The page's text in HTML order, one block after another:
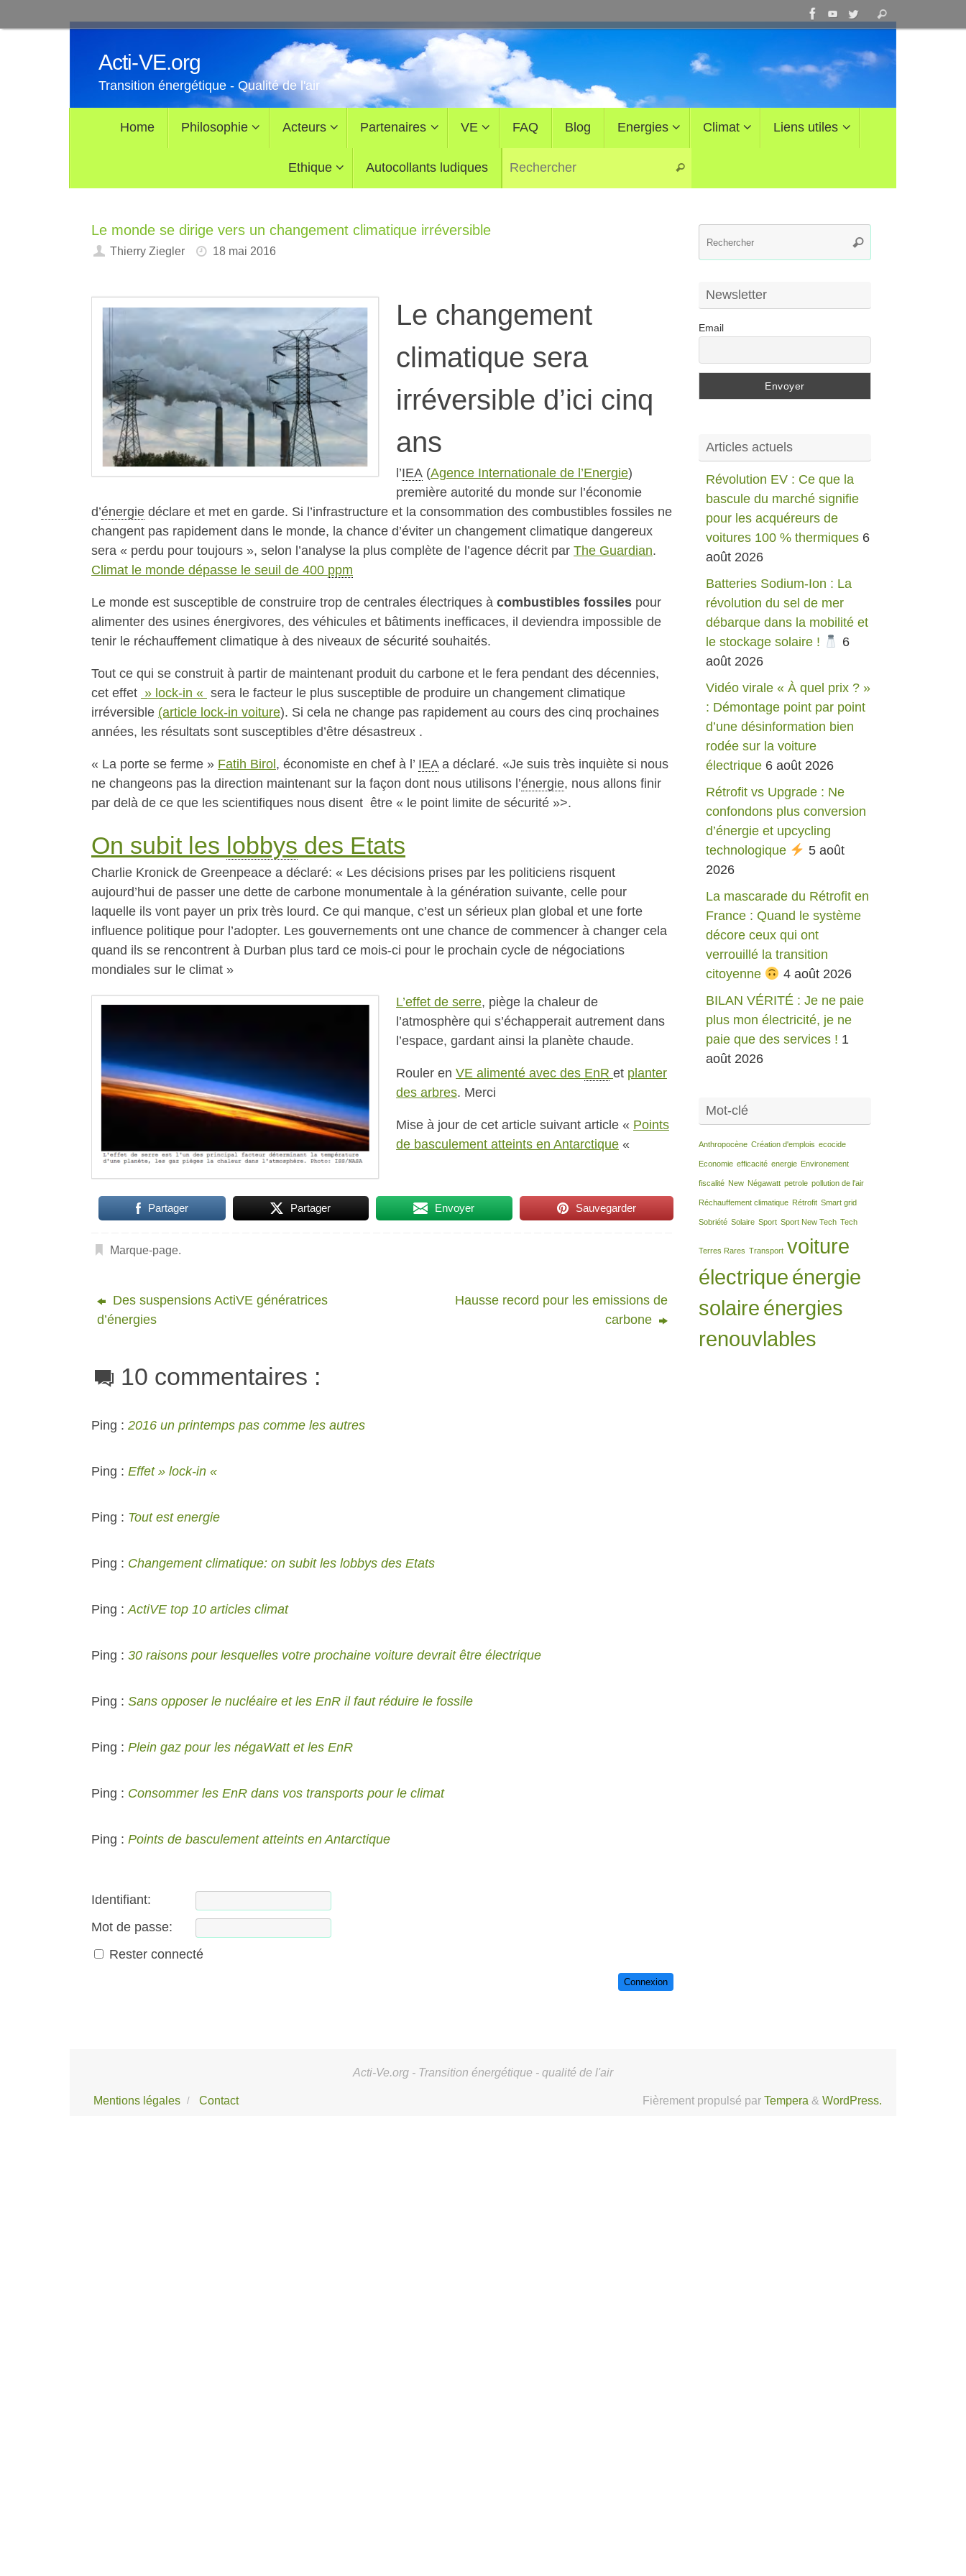
Passer
pour
:
Rechercher
Acti-VE.org
Transition énergétique - Qualité de l'air
Home Philosophie Acteurs Partenaires VE FAQ Blog Energies Climat Liens utiles
Ethique Autocollants ludiques Rechercher
Le monde se dirige vers un changement climatique irréversible
Thierry Ziegler 18 mai 2016
Le changement
climatique sera
irréversible d’ici cinq
ans
l’IEA (Agence Internationale de l’Energie)
première autorité du monde sur l’économie
d’énergie déclare et met en garde. Si l’infrastructure et la consommation des combustibles fossiles ne
changent pas rapidement dans le monde, la chance d’éviter un changement climatique dangereux
sera « perdu pour toujours », selon l’analyse la plus complète de l’agence décrit par The Guardian.
Climat le monde dépasse le seuil de 400 ppm
Le monde est susceptible de construire trop de centrales électriques à combustibles fossiles pour
alimenter des usines énergivores, des véhicules et bâtiments inefficaces, il deviendra impossible de
tenir le réchauffement climatique à des niveaux de sécurité souhaités.
Tout ce qui se construit à partir de maintenant produit du carbone et le fera pendant des décennies,
cet effet » lock-in « sera le facteur le plus susceptible de produire un changement climatique
irréversible (article lock-in voiture). Si cela ne change pas rapidement au cours des cinq prochaines
années, les résultats sont susceptibles d’être désastreux .
« La porte se ferme » Fatih Birol , économiste en chef à l’ IEAa déclaré. «Je suis très inquiète si nous
ne changeons pas la direction maintenant sur la façon dont nous utilisons l’énergie, nous allons finir
par delà de ce que les scientifiques nous disent être « le point limite de sécurité »>.
On subit les lobbys des Etats
Charlie Kronick de Greenpeace a déclaré: « Les décisions prises par les politiciens risquent
aujourd’hui de passer une dette de carbone monumentale à la génération suivante, celle pour
laquelle ils vont payer un prix très lourd. Ce qui manque, c’est un sérieux plan global et une forte
influence politique pour l’adopter. Les gouvernements ont une chance de commencer à changer cela
quand ils se rencontrent à Durban plus tard ce mois-ci pour le prochain cycle de négociations
mondiales sur le climat »
L’effet de serre, piège la chaleur de
l’atmosphère qui s’échapperait autrement dans
l’espace, gardant ainsi la planète chaude.
Rouler en VE alimenté avec des EnR et planter
des arbres. Merci
Mise à jour de cet article suivant article « Points
de basculement atteints en Antarctique «
Partager Partager Envoyer Sauvegarder
Marque-page.
Des suspensions ActiVE génératrices
d’énergies
Hausse record pour les emissions de
carbone
10 commentaires :
Ping : 2016 un printemps pas comme les autres
Ping : Effet » lock-in «
Ping : Tout est energie
Ping : Changement climatique: on subit les lobbys des Etats
Ping : ActiVE top 10 articles climat
Ping : 30 raisons pour lesquelles votre prochaine voiture devrait être électrique
Ping : Sans opposer le nucléaire et les EnR il faut réduire le fossile
Ping : Plein gaz pour les négaWatt et les EnR
Ping : Consommer les EnR dans vos transports pour le climat
Ping : Points de basculement atteints en Antarctique
Identifiant:
Mot de passe:
Rester connecté
Connexion
Rechercher
Newsletter
Email
Articles actuels
Révolution EV : Ce que la
bascule du marché signifie
pour les acquéreurs de
voitures 100 % thermiques 6
août 2026
Batteries Sodium-Ion : La
révolution du sel de mer
débarque dans la mobilité et
le stockage solaire !
6
août 2026
Vidéo virale « À quel prix ? »
: Démontage point par point
d’une désinformation bien
rodée sur la voiture
électrique 6 août 2026
Rétrofit vs Upgrade : Ne
confondons plus conversion
d’énergie et upcycling
technologique
5 août
2026
La mascarade du Rétrofit en
France : Quand le système
décore ceux qui ont
verrouillé la transition
citoyenne
4 août 2026
BILAN VÉRITÉ : Je ne paie
plus mon électricité, je ne
paie que des services ! 1
août 2026
Mot-clé
Anthropocène Création d'emplois ecocide
Economie efficacité energie Environement
fiscalité New Négawatt petrole pollution de l'air
Réchauffement climatique Rétrofit Smart grid
Sobriété Solaire Sport Sport New Tech Tech
Terres Rares Transport voiture
électrique énergie
solaire énergies
renouvlables
Acti-Ve.org - Transition énergétique - qualité de l'air
Mentions légales Contact Fièrement propulsé par Tempera & WordPress.